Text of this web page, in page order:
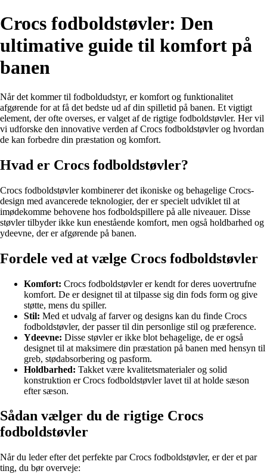
Crocs fodboldstøvler: Den
ultimative guide til komfort på
banen
Når det kommer til fodboldudstyr, er komfort og funktionalitet
afgørende for at få det bedste ud af din spilletid på banen. Et vigtigt
element, der ofte overses, er valget af de rigtige fodboldstøvler. Her vil
vi udforske den innovative verden af Crocs fodboldstøvler og hvordan
de kan forbedre din præstation og komfort.
Hvad er Crocs fodboldstøvler?
Crocs fodboldstøvler kombinerer det ikoniske og behagelige Crocs-
design med avancerede teknologier, der er specielt udviklet til at
imødekomme behovene hos fodboldspillere på alle niveauer. Disse
støvler tilbyder ikke kun enestående komfort, men også holdbarhed og
ydeevne, der er afgørende på banen.
Fordele ved at vælge Crocs fodboldstøvler
Komfort: Crocs fodboldstøvler er kendt for deres uovertrufne
komfort. De er designet til at tilpasse sig din fods form og give
støtte, mens du spiller.
Stil: Med et udvalg af farver og designs kan du finde Crocs
fodboldstøvler, der passer til din personlige stil og præference.
Ydeevne: Disse støvler er ikke blot behagelige, de er også
designet til at maksimere din præstation på banen med hensyn til
greb, stødabsorbering og pasform.
Holdbarhed: Takket være kvalitetsmaterialer og solid
konstruktion er Crocs fodboldstøvler lavet til at holde sæson
efter sæson.
Sådan vælger du de rigtige Crocs
fodboldstøvler
Når du leder efter det perfekte par Crocs fodboldstøvler, er der et par
ting, du bør overveje: